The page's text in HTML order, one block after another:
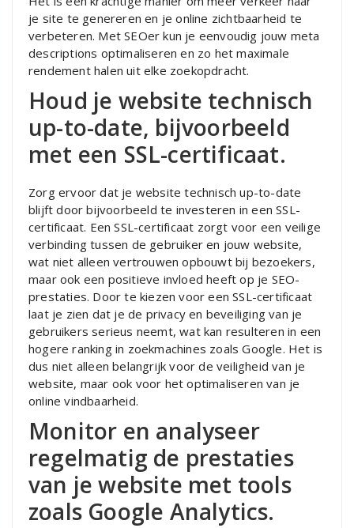
je site te genereren en je online zichtbaarheid te
verbeteren. Met SEOer kun je eenvoudig jouw meta
descriptions optimaliseren en zo het maximale
rendement halen uit elke zoekopdracht.
Houd je website technisch
up-to-date, bijvoorbeeld
met een SSL-certificaat.
Zorg ervoor dat je website technisch up-to-date
blijft door bijvoorbeeld te investeren in een SSL-
certificaat. Een SSL-certificaat zorgt voor een veilige
verbinding tussen de gebruiker en jouw website,
wat niet alleen vertrouwen opbouwt bij bezoekers,
maar ook een positieve invloed heeft op je SEO-
prestaties. Door te kiezen voor een SSL-certificaat
laat je zien dat je de privacy en beveiliging van je
gebruikers serieus neemt, wat kan resulteren in een
hogere ranking in zoekmachines zoals Google. Het is
dus niet alleen belangrijk voor de veiligheid van je
website, maar ook voor het optimaliseren van je
online vindbaarheid.
Monitor en analyseer
regelmatig de prestaties
van je website met tools
zoals Google Analytics.